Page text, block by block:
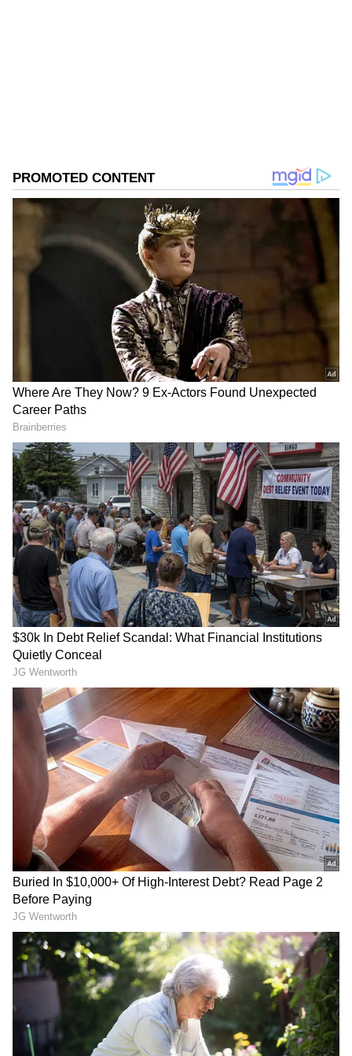
ಮಟ್ಟದ ಹಣ ಕಳೆದುಕೊಂಡಿಲ್ಲ ಎನ್ನಲಾಗಿದೆ. ಆಗಲೇ
ಸ್ಯಾಟಲೈಟ್ ಮತ್ತು ಡಿಜಿಟಲ್ ರೈಟ್ಸ್ ನಿಂದ ಸಿನಿಮಾಗೆ
ಕಮಾಯಿ ಆಗಿದೆ. ಹಾಗಾಗಿ ದೊಡ್ಡ ಮಟ್ಟದ ಲಾಸ್ ಆಗಿಲ್ಲ
ಎನ್ನಲಾಗಿದೆ. ಸದ್ಯ ಮುಂಬೈ ಮನೆ ತೊರೆದು ಹೈದರಾಬಾದ್
ಜುಬಿಲಿ ಹಿಲ್ಸ್ ನಲ್ಲಿರುವ ಕೇವ್ ನಿವಾಸಕ್ಕೆ ಪಾವಾಸ್ ಆಗಿದ್ದಾರೆ.
ಮುಂದಿನ ಸಿನಿಮಾಗಳ ಕಡೆ ಗಮನ ಹರಿಸಿದ್ದು ಸದ್ಯ
ಜನಗಣಮನ ಸಿನಿಮಾದಲ್ಲಿ ಬ್ಯುಸಿಯಾಗಿದ್ದಾರೆ. ಈ
ಸಿನಿಮಾದಲ್ಲೂ ಕೂಡ ವಿಜಯ್ ದೇವರಕೊಂಡ ನಾಯಕನಾಗಿ
ಕಾಣಿಸಿಕೊಂಡಿದ್ದಾರೆ.
200 ಕೋಟಿ ಕಮ್ಮಿ ಆಯ್ತು, ಇನ್ನು ಜಾಸ್ತಿ ಗಳಿಸುತ್ತೆ;
'ಲೈಗರ್' ಬಗ್ಗೆ ದೇವರಕೊಂಡ ಮಾಡಿದ್ದ ಹಳೆಯ ಟ್ವೀಟ್
ವೈರಲ್
DOWNLOAD APP
ಕನ್ನಡ ಸಿನಿಮಾ (Kannada Cinema News), ಟಿವಿ
ಕಾರ್ಯಕ್ರಮಗಳು (Kannada TV Shows), ಸೆಲೆಬ್ರಿಟಿ
ಸುದ್ದಿಗಳು ಮತ್ತು ಇತ್ತೀಚಿನ ಸುದ್ದಿಗಳಿಗಾಗಿ ಏಷ್ಯಾನೆಟ್
ಸುವರ್ಣ ನ್ಯೂಸ್‌ನಲ್ಲಿ ಮನರಂಜನಾ ವಿಭಾಗ ನೋಡಿ.
ಸಿನಿಮಾ ವಿಮರ್ಶೆಗಳು (Kannada Movies Review),
ತಾರೆಯರ ಸಂದರ್ಶನಗಳು, ಧಾರಾವಾಹಿ ಅಪ್‌ಡೇಟ್ಸ್‌,
ತೆರೆಮರೆಯ ಕಥೆಗಳು,OTT ರಿಲೀಸ್‌ಗಳ ಬಗ್ಗೆ
ಮಾಹಿತಿಯೂ ಇಲ್ಲಿದೆ.
RECOMMENDED STORIES